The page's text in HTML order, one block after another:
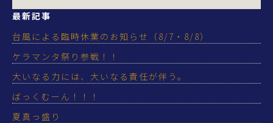
最新記事
台風による臨時休業のお知らせ（8/7・8/8）
ケラマンタ祭り参戦！！
大いなる力には、大いなる責任が伴う。
ばっくむーん！！！
夏真っ盛り